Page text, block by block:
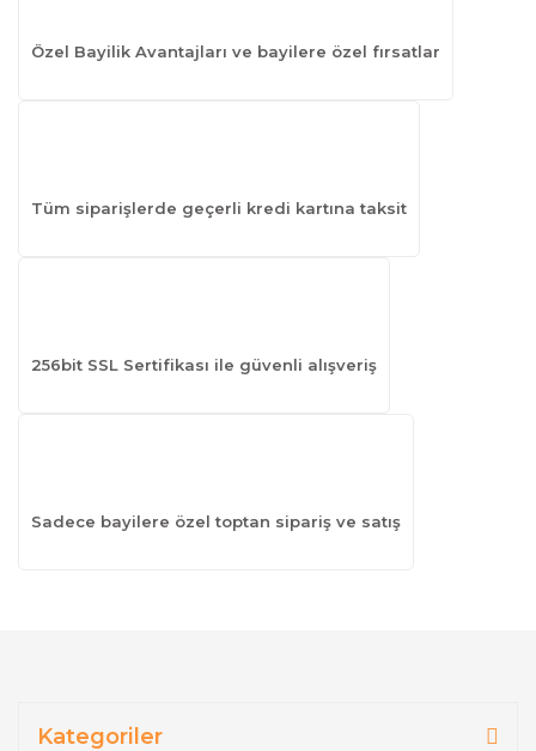
Özel Bayilik Avantajları ve bayilere özel fırsatlar
Tüm siparişlerde geçerli kredi kartına taksit
256bit SSL Sertifikası ile güvenli alışveriş
Sadece bayilere özel toptan sipariş ve satış
Kategoriler